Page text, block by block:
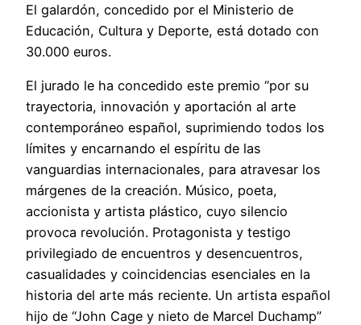
El galardón, concedido por el Ministerio de
Educación, Cultura y Deporte, está dotado con
30.000 euros.
El jurado le ha concedido este premio “por su
trayectoria, innovación y aportación al arte
contemporáneo español, suprimiendo todos los
límites y encarnando el espíritu de las
vanguardias internacionales, para atravesar los
márgenes de la creación. Músico, poeta,
accionista y artista plástico, cuyo silencio
provoca revolución. Protagonista y testigo
privilegiado de encuentros y desencuentros,
casualidades y coincidencias esenciales en la
historia del arte más reciente. Un artista español
hijo de “John Cage y nieto de Marcel Duchamp”